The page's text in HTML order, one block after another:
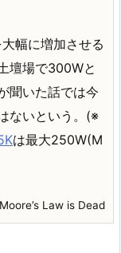
幅に増加させる
壇場で300Wと
聞いた話では今
ないという。(※
は最大250W(M
Law is Dead